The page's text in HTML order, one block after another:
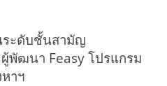
ระดับชั้นสามัญ
พัฒนา Feasy โปรแกรม
าฯ